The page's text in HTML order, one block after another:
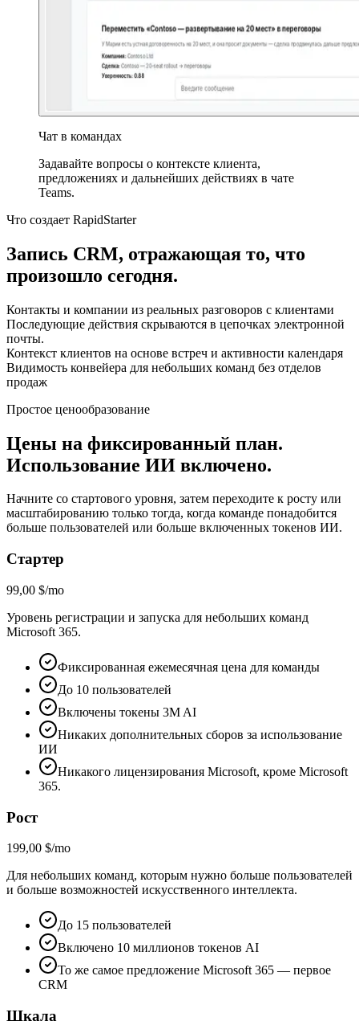
Чат в командах
Задавайте вопросы о контексте клиента,
предложениях и дальнейших действиях в чате
Teams.
Что создает RapidStarter
Запись CRM, отражающая то, что
произошло сегодня.
Контакты и компании из реальных разговоров с клиентами
Последующие действия скрываются в цепочках электронной
почты.
Контекст клиентов на основе встреч и активности календаря
Видимость конвейера для небольших команд без отделов
продаж
Простое ценообразование
Цены на фиксированный план.
Использование ИИ включено.
Начните со стартового уровня, затем переходите к росту или
масштабированию только тогда, когда команде понадобится
больше пользователей или больше включенных токенов ИИ.
Стартер
99,00 $/mo
Уровень регистрации и запуска для небольших команд
Microsoft 365.
Фиксированная ежемесячная цена для команды
До 10 пользователей
Включены токены 3M AI
Никаких дополнительных сборов за использование
ИИ
Никакого лицензирования Microsoft, кроме Microsoft
365.
Рост
199,00 $/mo
Для небольших команд, которым нужно больше пользователей
и больше возможностей искусственного интеллекта.
До 15 пользователей
Включено 10 миллионов токенов AI
То же самое предложение Microsoft 365 — первое
CRM
Шкала